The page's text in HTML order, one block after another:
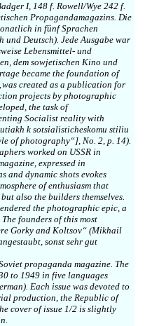
I, 148 f. Rowell/Wye 242 f.
Propagandamagazins. Die
in fünf Sprachen
und Deutsch). Jede Ausgabe war
Lebensmittel- und
dem sowjetischen Kino und
became the foundation of
created as a publication for
projects by photographic
the task of
Socialist reality with
k sotsialisticheskomu stiliu
of photography“], No. 2, p. 14).
worked on USSR in
expressed in
and dynamic shots evokes
of enthusiasm that
also the builders themselves.
the photographic epic, a
founders of this most
Gorky and Koltsov“ (Mikhail
sonst sehr gut
propaganda magazine. The
to 1949 in five languages
Each issue was devoted to
production, the Republic of
cover of issue 1/2 is slightly